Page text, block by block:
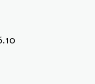
26.10 י"א חשוון,